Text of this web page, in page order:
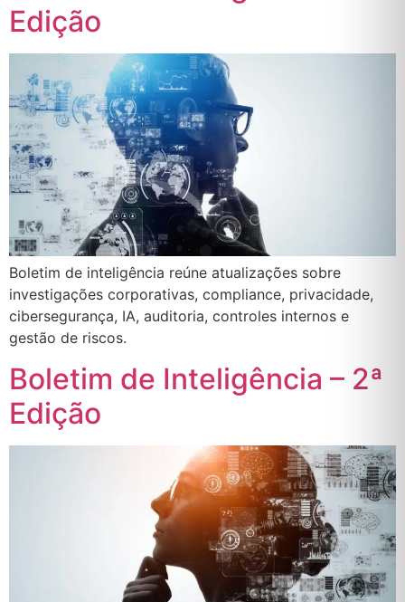
Edição
Boletim de inteligência reúne atualizações sobre
investigações corporativas, compliance, privacidade,
cibersegurança, IA, auditoria, controles internos e
gestão de riscos.
Boletim de Inteligência – 2ª
Edição